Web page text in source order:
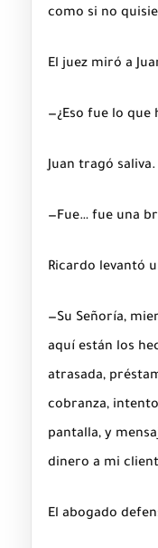
como si no
El juez miró a
—¿Eso fue lo que
Juan tragó saliva.
—Fue… fue una
Ricardo levantó
—Su Señoría,
aquí están los
atrasada,
cobranza,
pantalla, y
dinero a mi
El abogado